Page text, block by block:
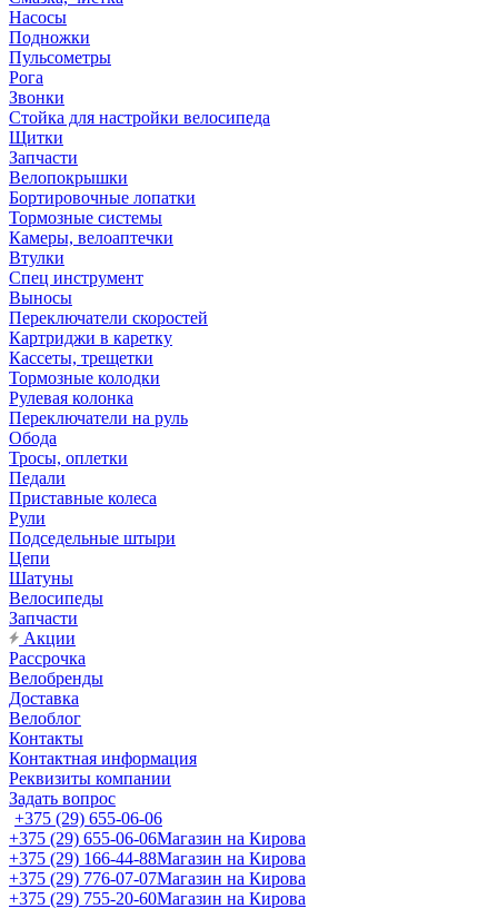
Насосы
Подножки
Пульсометры
Рога
Звонки
Стойка для настройки велосипеда
Щитки
Запчасти
Велопокрышки
Бортировочные лопатки
Тормозные системы
Камеры, велоаптечки
Втулки
Спец инструмент
Выносы
Переключатели скоростей
Картриджи в каретку
Кассеты, трещетки
Тормозные колодки
Рулевая колонка
Переключатели на руль
Обода
Тросы, оплетки
Педали
Приставные колеса
Рули
Подседельные штыри
Цепи
Шатуны
Велосипеды
Запчасти
Акции
Рассрочка
Велобренды
Доставка
Велоблог
Контакты
Контактная информация
Реквизиты компании
Задать вопрос
+375 (29) 655-06-06
+375 (29) 655-06-06Магазин на Кирова
+375 (29) 166-44-88Магазин на Кирова
+375 (29) 776-07-07Магазин на Кирова
+375 (29) 755-20-60Магазин на Кирова